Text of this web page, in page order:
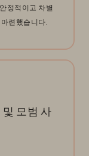
정적이고 차별
련했습니다.
모범 사